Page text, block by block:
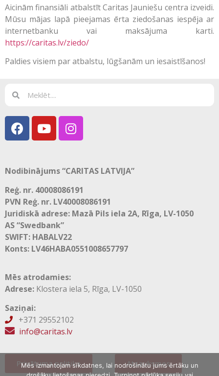
Aicinām finansiāli atbalstīt Caritas Jauniešu centra izveidi.
Mūsu mājas lapā pieejamas ērta ziedošanas iespēja ar
internetbanku vai maksājuma karti.
https://caritas.lv/ziedo/
Paldies visiem par atbalstu, lūgšanām un iesaistīšanos!
Nodibinājums “CARITAS LATVIJA”
Reģ. nr. 40008086191
PVN Reģ. nr. LV40008086191
Juridiskā adrese: Mazā Pils iela 2A, Rīga, LV-1050
AS “Swedbank”
SWIFT: HABALV22
Konts: LV46HABA0551008657797
Mēs atrodamies:
Adrese: Klostera iela 5, Rīga, LV-1050
Saziņai:
+371 29552102
 info@caritas.lv
Privātuma politika Atsauksmes
Mēs izmantojam sīkdatnes, lai nodrošinātu jums ērtāku un